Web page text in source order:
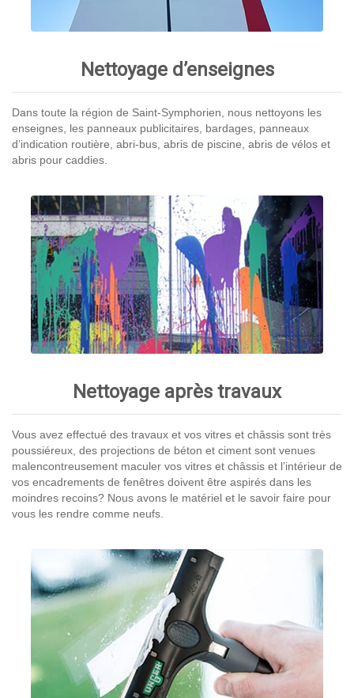
Nettoyage d’enseignes
Dans toute la région de Saint-Symphorien, nous nettoyons les
enseignes, les panneaux publicitaires, bardages, panneaux
d’indication routière, abri-bus, abris de piscine, abris de vélos et
abris pour caddies.
Nettoyage après travaux
Vous avez effectué des travaux et vos vitres et châssis sont très
poussiéreux, des projections de béton et ciment sont venues
malencontreusement maculer vos vitres et châssis et l’intérieur de
vos encadrements de fenêtres doivent être aspirés dans les
moindres recoins? Nous avons le matériel et le savoir faire pour
vous les rendre comme neufs.